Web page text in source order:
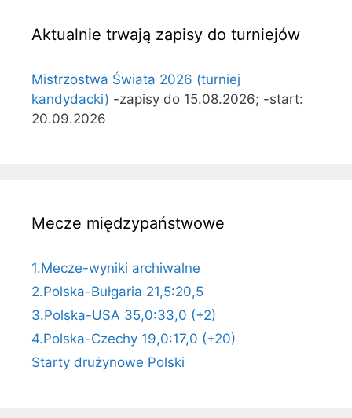
Aktualnie trwają zapisy do turniejów
Mistrzostwa Świata 2026 (turniej
kandydacki) -zapisy do 15.08.2026; -start:
20.09.2026
Mecze międzypaństwowe
1.Mecze-wyniki archiwalne
2.Polska-Bułgaria 21,5:20,5
3.Polska-USA 35,0:33,0 (+2)
4.Polska-Czechy 19,0:17,0 (+20)
Starty drużynowe Polski